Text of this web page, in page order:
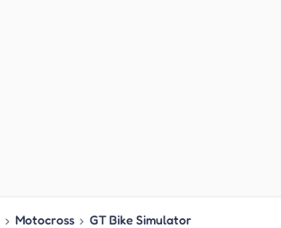
› Motocross › GT Bike Simulator